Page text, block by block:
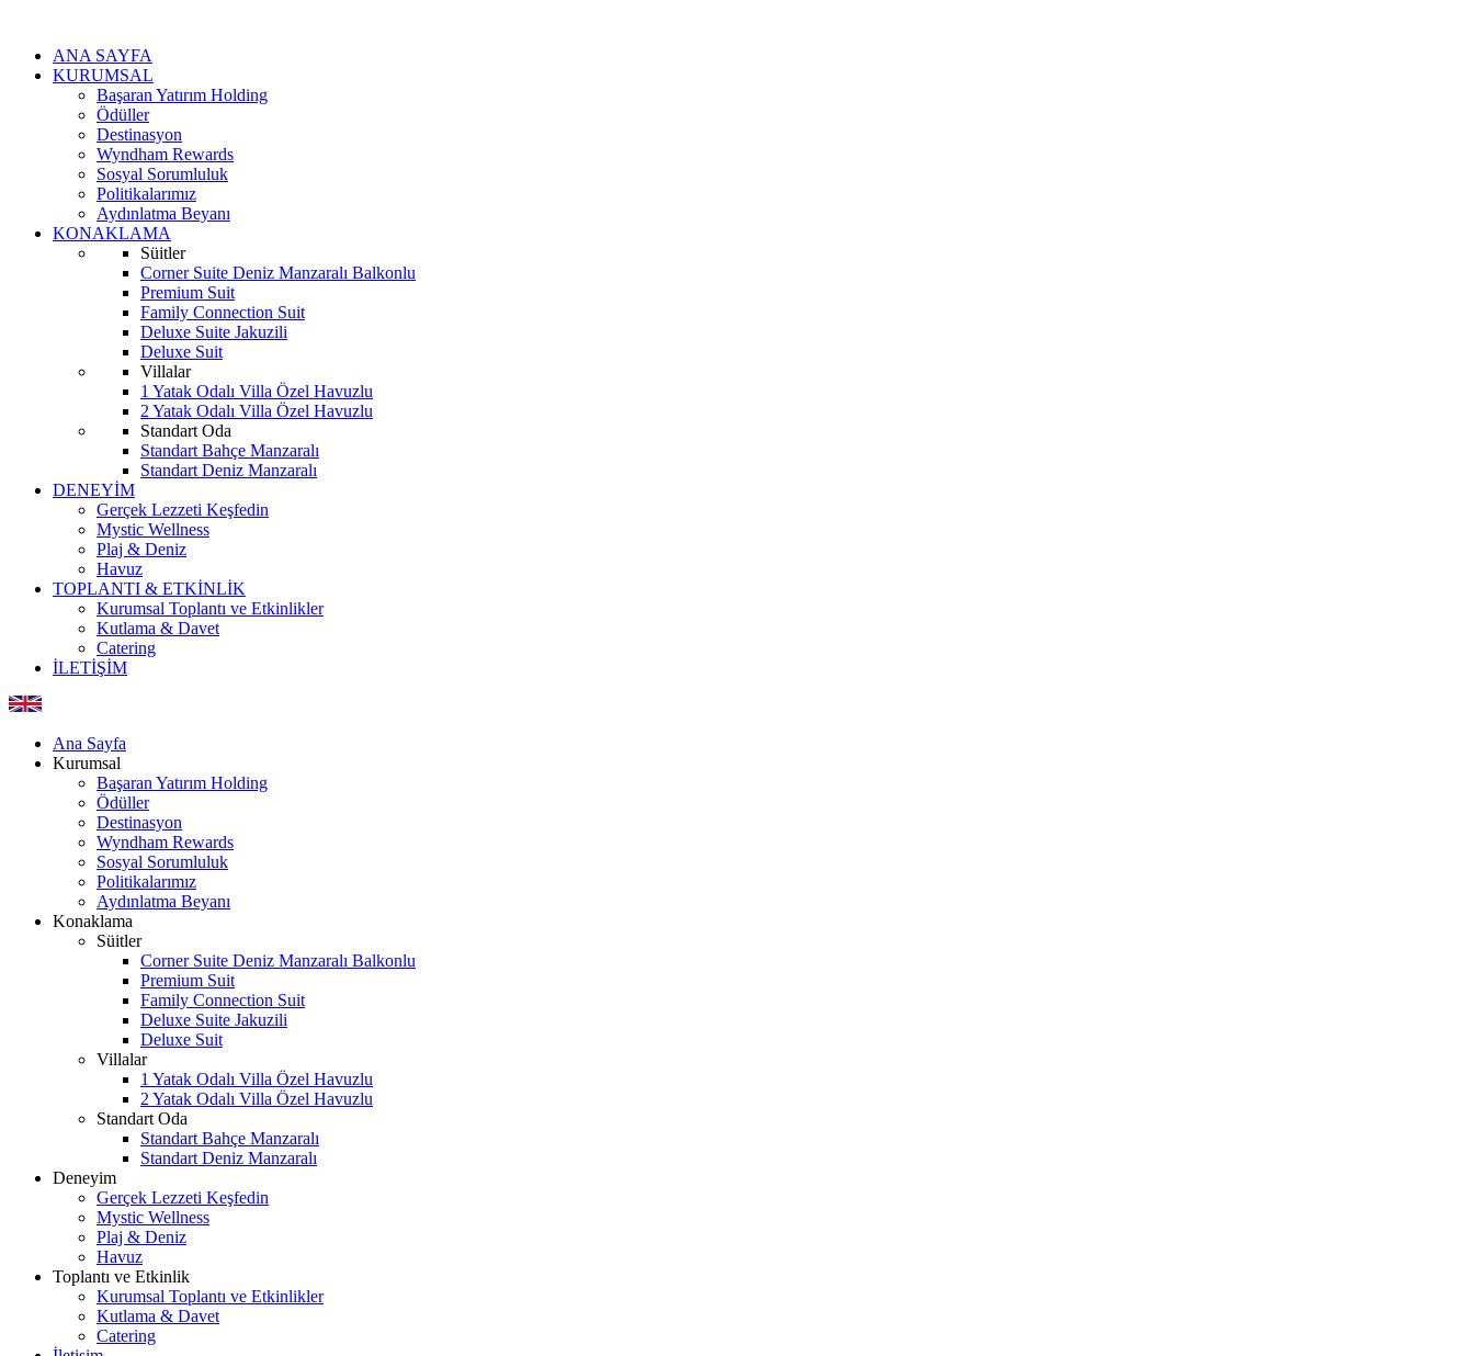
ANA SAYFA
KURUMSAL
Başaran Yatırım Holding
Ödüller
Destinasyon
Wyndham Rewards
Sosyal Sorumluluk
Politikalarımız
Aydınlatma Beyanı
KONAKLAMA
Süitler
Corner Suite Deniz Manzaralı Balkonlu
Premium Suit
Family Connection Suit
Deluxe Suite Jakuzili
Deluxe Suit
Villalar
1 Yatak Odalı Villa Özel Havuzlu
2 Yatak Odalı Villa Özel Havuzlu
Standart Oda
Standart Bahçe Manzaralı
Standart Deniz Manzaralı
DENEYİM
Gerçek Lezzeti Keşfedin
Mystic Wellness
Plaj & Deniz
Havuz
TOPLANTI & ETKİNLİK
Kurumsal Toplantı ve Etkinlikler
Kutlama & Davet
Catering
İLETİŞİM
Ana Sayfa
Kurumsal
Başaran Yatırım Holding
Ödüller
Destinasyon
Wyndham Rewards
Sosyal Sorumluluk
Politikalarımız
Aydınlatma Beyanı
Konaklama
Süitler
Corner Suite Deniz Manzaralı Balkonlu
Premium Suit
Family Connection Suit
Deluxe Suite Jakuzili
Deluxe Suit
Villalar
1 Yatak Odalı Villa Özel Havuzlu
2 Yatak Odalı Villa Özel Havuzlu
Standart Oda
Standart Bahçe Manzaralı
Standart Deniz Manzaralı
Deneyim
Gerçek Lezzeti Keşfedin
Mystic Wellness
Plaj & Deniz
Havuz
Toplantı ve Etkinlik
Kurumsal Toplantı ve Etkinlikler
Kutlama & Davet
Catering